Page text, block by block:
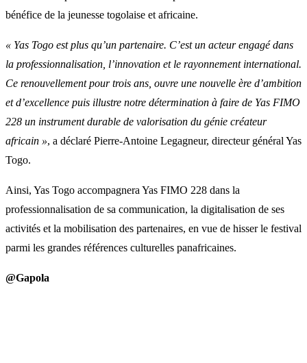
bénéfice de la jeunesse togolaise et africaine.
« Yas Togo est plus qu’un partenaire. C’est un acteur engagé dans
la professionnalisation, l’innovation et le rayonnement international.
Ce renouvellement pour trois ans, ouvre une nouvelle ère d’ambition
et d’excellence puis illustre notre détermination à faire de Yas FIMO
228 un instrument durable de valorisation du génie créateur
africain », a déclaré Pierre-Antoine Legagneur, directeur général Yas
Togo.
Ainsi, Yas Togo accompagnera Yas FIMO 228 dans la
professionnalisation de sa communication, la digitalisation de ses
activités et la mobilisation des partenaires, en vue de hisser le festival
parmi les grandes références culturelles panafricaines.
@Gapola